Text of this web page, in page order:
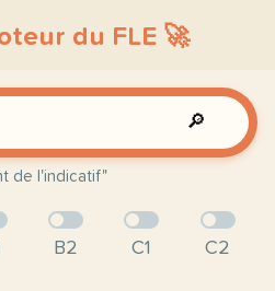
du FLE 🚀
🔎
de l'indicatif"
B2 C1 C2